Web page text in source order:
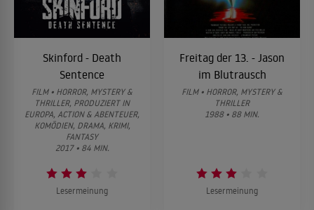
Skinford - Death
Sentence
FILM • HORROR, MYSTERY &
THRILLER, PRODUZIERT IN
EUROPA, ACTION & ABENTEUER,
KOMÖDIEN, DRAMA, KRIMI,
FANTASY
2017 • 84 MIN.
Lesermeinung
Freitag der 13. - Jason
im Blutrausch
FILM • HORROR, MYSTERY &
THRILLER
1988 • 88 MIN.
Lesermeinung